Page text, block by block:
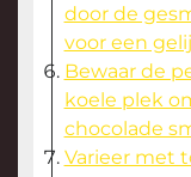
door de
voor een
Bewaar de
koele plek
chocolade
Varieer met